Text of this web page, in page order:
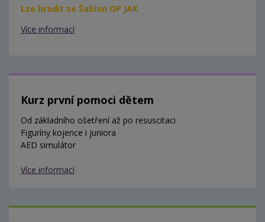
Lze hradit ze Šablon OP JAK
Více informací
Kurz první pomoci dětem
Od základního ošetření až po resuscitaci
Figuríny kojence i juniora
AED simulátor
Více informací